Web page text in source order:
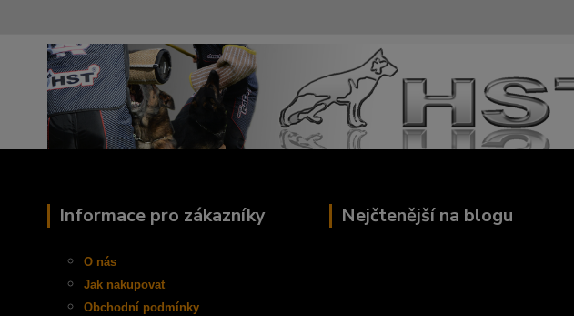
Informace pro zákazníky
O nás
Jak nakupovat
Obchodní podmínky
Nejčtenější na blogu